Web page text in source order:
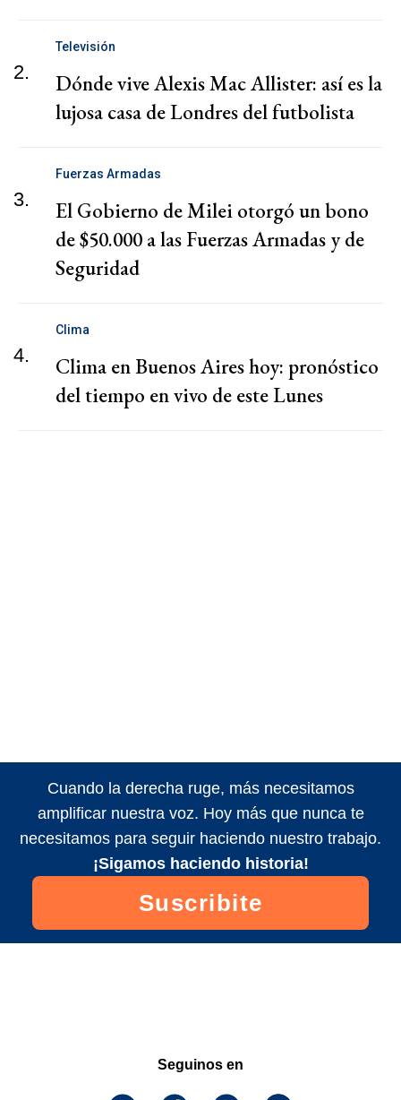
2.
Televisión
Dónde vive Alexis Mac Allister: así es la
lujosa casa de Londres del futbolista
3.
Fuerzas Armadas
El Gobierno de Milei otorgó un bono
de $50.000 a las Fuerzas Armadas y de
Seguridad
4.
Clima
Clima en Buenos Aires hoy: pronóstico
del tiempo en vivo de este Lunes
Cuando la derecha ruge, más necesitamos
amplificar nuestra voz. Hoy más que nunca te
necesitamos para seguir haciendo nuestro trabajo.
¡Sigamos haciendo historia!
Suscribite
Seguinos en